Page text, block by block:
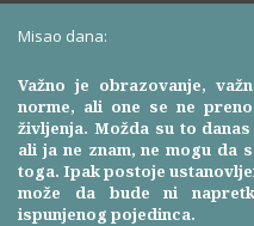
Misao dana:
Važno je obrazovanje,
norme, ali one se ne
življenja. Možda su to
ali ja ne znam, ne mogu da
toga. Ipak postoje
može da bude ni
ispunjenog pojedinca.